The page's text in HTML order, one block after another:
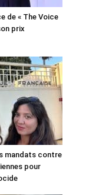
de « The Voice
prix
mandats contre
pour